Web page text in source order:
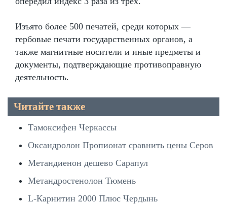
Изъято более 500 печатей, среди которых —
гербовые печати государственных органов, а
также магнитные носители и иные предметы и
документы, подтверждающие противоправную
деятельность.
Читайте также
Тамоксифен Черкассы
Оксандролон Пропионат сравнить цены Серов
Метандиенон дешево Сарапул
Метандростенолон Тюмень
L-Карнитин 2000 Плюс Чердынь